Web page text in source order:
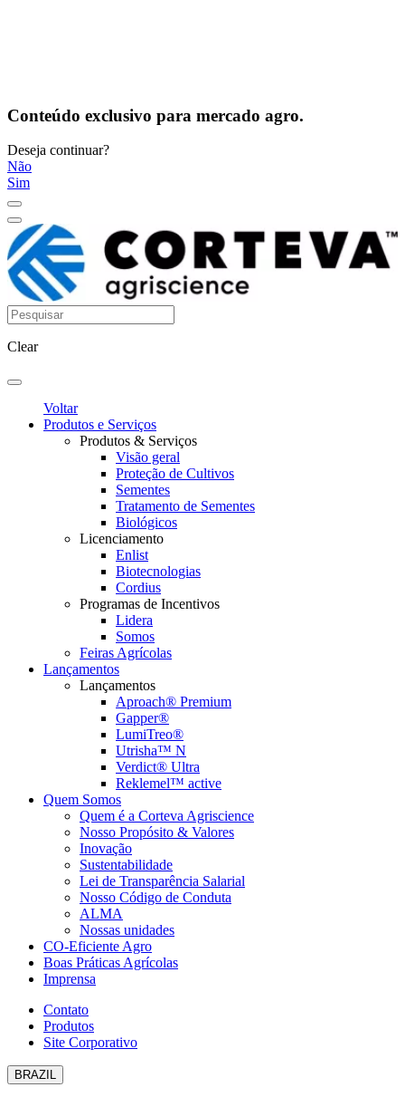
Conteúdo exclusivo para mercado agro.
Deseja continuar?
Não
Sim
Clear
Voltar
Produtos e Serviços
Produtos & Serviços
Visão geral
Proteção de Cultivos
Sementes
Tratamento de Sementes
Biológicos
Licenciamento
Enlist
Biotecnologias
Cordius
Programas de Incentivos
Lidera
Somos
Feiras Agrícolas
Lançamentos
Lançamentos
Aproach® Premium
Gapper®
LumiTreo®
Utrisha™ N
Verdict® Ultra
Reklemel™ active
Quem Somos
Quem é a Corteva Agriscience
Nosso Propósito & Valores
Inovação
Sustentabilidade
Lei de Transparência Salarial
Nosso Código de Conduta
ALMA
Nossas unidades
CO-Eficiente Agro
Boas Práticas Agrícolas
Imprensa
Contato
Produtos
Site Corporativo
BRAZIL